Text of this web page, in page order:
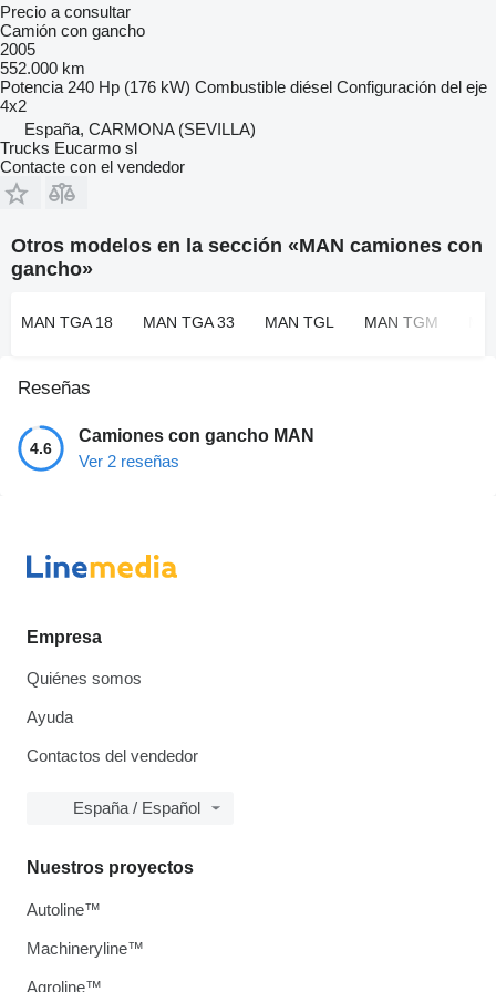
Precio a consultar
Camión con gancho
2005
552.000 km
Potencia 240 Hp (176 kW) Combustible diésel Configuración del eje
4x2
España, CARMONA (SEVILLA)
Trucks Eucarmo sl
Contacte con el vendedor
Otros modelos en la sección «MAN camiones con
gancho»
MAN TGA 18 MAN TGA 33 MAN TGL MAN TGM
Reseñas
4.6
Camiones con gancho MAN
Ver 2 reseñas
Empresa
Quiénes somos
Ayuda
Contactos del vendedor
España / Español
Nuestros proyectos
Autoline™
Machineryline™
Agroline™